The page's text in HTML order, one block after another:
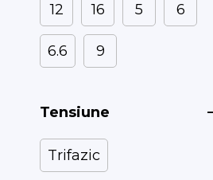
12 16 5 6
6.6 9
Tensiune
Trifazic